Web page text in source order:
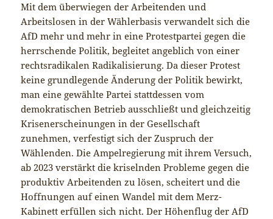
Mit dem überwiegen der Arbeitenden und
Arbeitslosen in der Wählerbasis verwandelt sich die
AfD mehr und mehr in eine Protestpartei gegen die
herrschende Politik, begleitet angeblich von einer
rechtsradikalen Radikalisierung. Da dieser Protest
keine grundlegende Änderung der Politik bewirkt,
man eine gewählte Partei stattdessen vom
demokratischen Betrieb ausschließt und gleichzeitig
Krisenerscheinungen in der Gesellschaft
zunehmen, verfestigt sich der Zuspruch der
Wählenden. Die Ampelregierung mit ihrem Versuch,
ab 2023 verstärkt die kriselnden Probleme gegen die
produktiv Arbeitenden zu lösen, scheitert und die
Hoffnungen auf einen Wandel mit dem Merz-
Kabinett erfüllen sich nicht. Der Höhenflug der AfD